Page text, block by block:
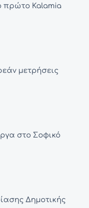
πρώτο Kalamia
μετρήσεις
στο Σοφικό
Δημοτικής